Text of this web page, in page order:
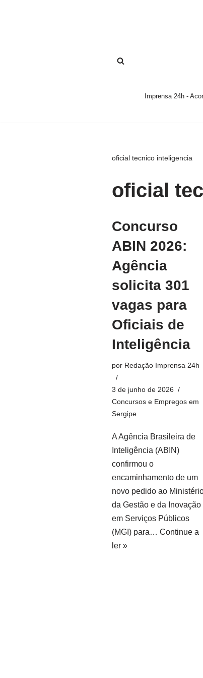
Imprensa 24h -
oficial tecnico inteligencia
oficial
Concurso
ABIN 2026:
Agência
solicita 301
vagas para
Oficiais de
Inteligência
por Redação Imprensa 24h
3 de junho de 2026
Concursos e Empregos em
Sergipe
A Agência Brasileira de
Inteligência (ABIN)
confirmou o
encaminhamento de um
novo pedido ao
da Gestão e da Inovação
em Serviços Públicos
(MGI) para… Continue a
ler »